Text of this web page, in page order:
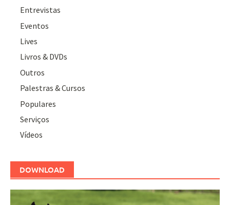
Entrevistas
Eventos
Lives
Livros & DVDs
Outros
Palestras & Cursos
Populares
Serviços
Vídeos
DOWNLOAD